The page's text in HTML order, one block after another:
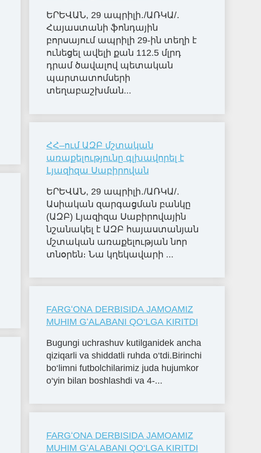
ԵՐԵՎԱՆ, 29 ապրիլի․/ԱՌԿԱ/․
Հայաստանի ֆոնդային
բորսայում ապրիլի 29-ին տեղի է
ունեցել ավելի քան 112.5 մլրդ
դրամ ծավալով պետական
պարտատոմսերի
տեղաբաշխման...
ՀՀ–ում ԱԶԲ մշտական
առաքելությունը գլխավորել է
Լյազիզա Սաբիրովան
ԵՐԵՎԱՆ, 29 ապրիլի․/ԱՌԿԱ/․
Ասիական զարգացման բանկը
(ԱԶԲ) Լյազիզա Սաբիրովային
նշանակել է ԱԶԲ հայաստանյան
մշտական առաքելության նոր
տնօրեն։ Նա կղեկավարի ...
FARGʻONA DERBISIDA JAMOAMIZ
MUHIM GʻALABANI QO‘LGA KIRITDI
Bugungi uchrashuv kutilganidek ancha
qiziqarli va shiddatli ruhda o‘tdi.Birinchi
bo‘limni futbolchilarimiz juda hujumkor
o‘yin bilan boshlashdi va 4-...
FARGʻONA DERBISIDA JAMOAMIZ
MUHIM GʻALABANI QO‘LGA KIRITDI